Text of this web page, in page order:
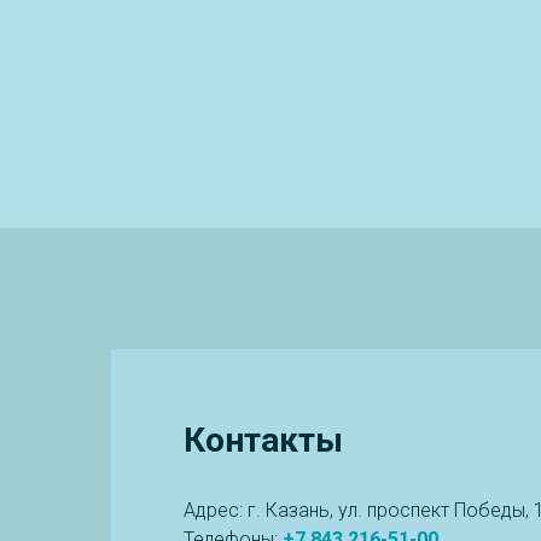
Контакты
Адрес: г. Казань, ул. проспект Победы,